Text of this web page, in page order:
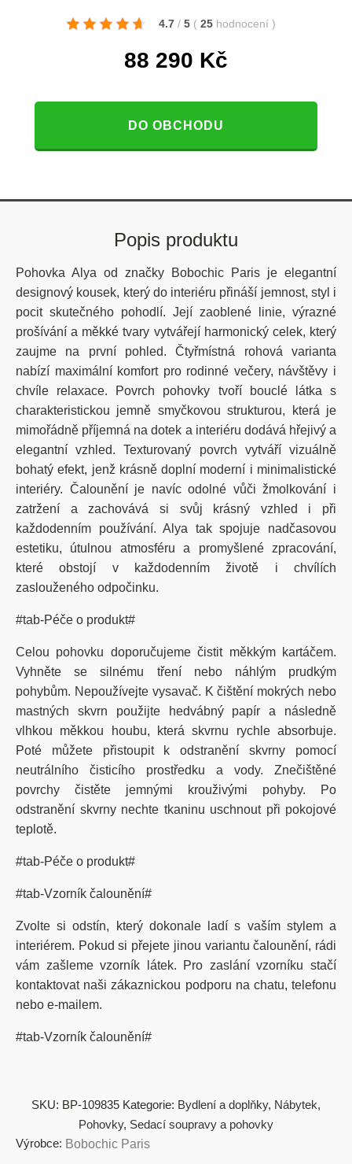
4.7 / 5 ( 25 hodnocení )
88 290 Kč
DO OBCHODU
Popis produktu
Pohovka Alya od značky Bobochic Paris je elegantní
designový kousek, který do interiéru přináší jemnost, styl i
pocit skutečného pohodlí. Její zaoblené linie, výrazné
prošívání a měkké tvary vytvářejí harmonický celek, který
zaujme na první pohled. Čtyřmístná rohová varianta
nabízí maximální komfort pro rodinné večery, návštěvy i
chvíle relaxace. Povrch pohovky tvoří bouclé látka s
charakteristickou jemně smyčkovou strukturou, která je
mimořádně příjemná na dotek a interiéru dodává hřejivý a
elegantní vzhled. Texturovaný povrch vytváří vizuálně
bohatý efekt, jenž krásně doplní moderní i minimalistické
interiéry. Čalounění je navíc odolné vůči žmolkování i
zatržení a zachovává si svůj krásný vzhled i při
každodenním používání. Alya tak spojuje nadčasovou
estetiku, útulnou atmosféru a promyšlené zpracování,
které obstojí v každodenním životě i chvílích
zaslouženého odpočinku.
#tab-Péče o produkt#
Celou pohovku doporučujeme čistit měkkým kartáčem.
Vyhněte se silnému tření nebo náhlým prudkým
pohybům. Nepoužívejte vysavač. K čištění mokrých nebo
mastných skvrn použijte hedvábný papír a následně
vlhkou měkkou houbu, která skvrnu rychle absorbuje.
Poté můžete přistoupit k odstranění skvrny pomocí
neutrálního čisticího prostředku a vody. Znečištěné
povrchy čistěte jemnými krouživými pohyby. Po
odstranění skvrny nechte tkaninu uschnout při pokojové
teplotě.
#tab-Péče o produkt#
#tab-Vzorník čalounění#
Zvolte si odstín, který dokonale ladí s vaším stylem a
interiérem. Pokud si přejete jinou variantu čalounění, rádi
vám zašleme vzorník látek. Pro zaslání vzorníku stačí
kontaktovat naši zákaznickou podporu na chatu, telefonu
nebo e-mailem.
#tab-Vzorník čalounění#
SKU: BP-109835 Kategorie: Bydlení a doplňky, Nábytek,
Pohovky, Sedací soupravy a pohovky
Výrobce: Bobochic Paris